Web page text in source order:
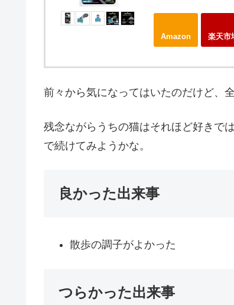
Amazon 楽天市
前々から気になってはいたのだけど、
残念ながらうちの猫はそれほど好きで
で続けてみようかな。
良かった出来事
散歩の調子がよかった
つらかった出来事